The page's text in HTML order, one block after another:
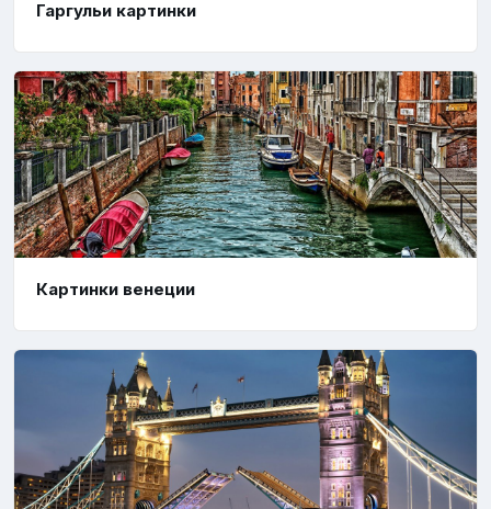
Гаргульи картинки
Картинки венеции